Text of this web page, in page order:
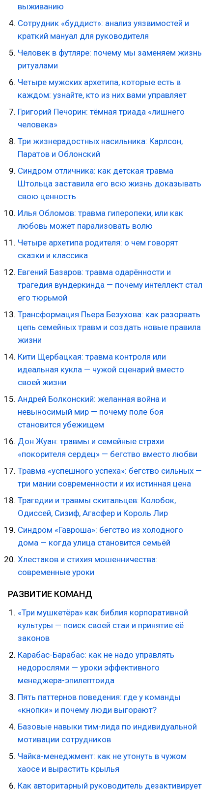
выживанию
Сотрудник «буддист»: анализ уязвимостей и
краткий мануал для руководителя
Человек в футляре: почему мы заменяем жизнь
ритуалами
Четыре мужских архетипа, которые есть в
каждом: узнайте, кто из них вами управляет
Григорий Печорин: тёмная триада «лишнего
человека»
Три жизнерадостных насильника: Карлсон,
Паратов и Облонский
Синдром отличника: как детская травма
Штольца заставила его всю жизнь доказывать
свою ценность
Илья Обломов: травма гиперопеки, или как
любовь может парализовать волю
Четыре архетипа родителя: о чем говорят
сказки и классика
Евгений Базаров: травма одарённости и
трагедия вундеркинда — почему интеллект стал
его тюрьмой
Трансформация Пьера Безухова: как разорвать
цепь семейных травм и создать новые правила
жизни
Кити Щербацкая: травма контроля или
идеальная кукла — чужой сценарий вместо
своей жизни
Андрей Болконский: желанная война и
невыносимый мир — почему поле боя
становится убежищем
Дон Жуан: травмы и семейные страхи
«покорителя сердец» — бегство вместо любви
Травма «успешного успеха»: бегство сильных —
три мании современности и их истинная цена
Трагедии и травмы скитальцев: Колобок,
Одиссей, Сизиф, Агасфер и Король Лир
Синдром «Гавроша»: бегство из холодного
дома — когда улица становится семьёй
Хлестаков и стихия мошенничества:
современные уроки
РАЗВИТИЕ КОМАНД
«Три мушкетёра» как библия корпоративной
культуры — поиск своей стаи и принятие её
законов
Карабас-Барабас: как не надо управлять
недорослями — уроки эффективного
менеджера-эпилептоида
Пять паттернов поведения: где у команды
«кнопки» и почему люди выгорают?
Базовые навыки тим-лида по индивидуальной
мотивации сотрудников
Чайка-менеджмент: как не утонуть в чужом
хаосе и вырастить крылья
Как авторитарный руководитель дезактивирует